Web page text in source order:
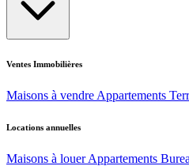
Ventes Immobilières
Maisons à vendre Appartements
Locations annuelles
Maisons à louer Appartements